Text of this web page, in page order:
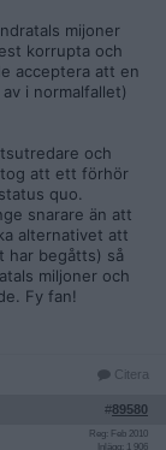
mijoner
korrupta och
acceptera att en
i normalfallet)
och
att ett förhör
quo.
snarare än att
alternativet att
har begåtts) så
miljoner och
Fy fan!
Citera
#89580
Reg: Feb 2010
Inlägg: 1 906